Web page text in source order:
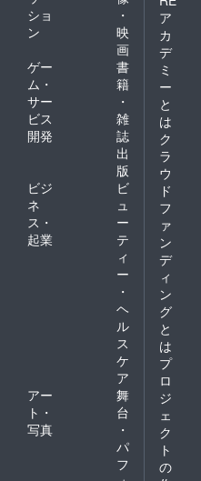
ショ
ン
・
映
画
ゲー
ム・
サー
ビス
開発
書
籍
・
雑
誌
出
版
ビジ
ネ
ス・
起業
ビ
ュ
ー
テ
ィ
ー
・
ヘ
ル
ス
ケ
ア
アー
ト・
写真
舞
台
・
パ
フ
ア
カ
デ
ミ
ー
と
は
ク
ラ
ウ
ド
フ
ァ
ン
デ
ィ
ン
グ
と
は
プ
ロ
ジ
ェ
ク
ト
の